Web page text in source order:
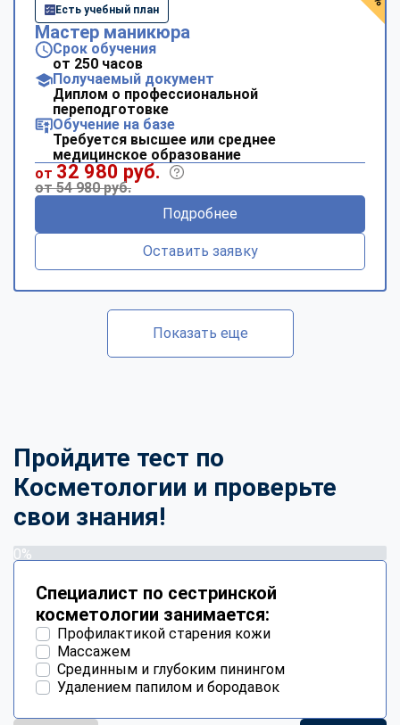
Есть учебный план
Мастер маникюра
Срок обучения
от 250 часов
Получаемый документ
Диплом о профессиональной
переподготовке
Обучение на базе
Требуется высшее или среднее
медицинское образование
от 32 980 руб.
от 54 980 руб.
Подробнее
Оставить заявку
Показать еще
Пройдите тест по
Косметологии и проверьте
свои знания!
0%
Специалист по сестринской
косметологии занимается:
Профилактикой старения кожи
Массажем
Срединным и глубоким пинингом
Удалением папилом и бородавок